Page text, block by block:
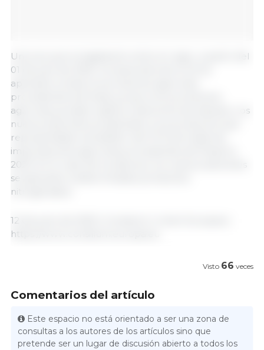
Una vez que la legislación entre en vigor, a partir del
01 de julio de 2025, los aranceles de la UE se
aplicarán a todos los productos agrícolas
procedentes de Rusia, ya que otros productos
agrícolas ya están sujetos a derechos de aduana. Los
nuevos aranceles se aplicarán a los productos que
representaban alrededor del 15 % de todas las
importaciones agrícolas procedentes de Rusia en
2023. En el caso de los abonos, los nuevos aranceles
se aplicarán a determinados productos
nitrogenados.
12 de junio de 2025 | Consilium | Unión Europea |
https://www.consilium.europa.eu
Visto 66 veces
Comentarios del artículo
Este espacio no está orientado a ser una zona de
consultas a los autores de los artículos sino que
pretende ser un lugar de discusión abierto a todos los